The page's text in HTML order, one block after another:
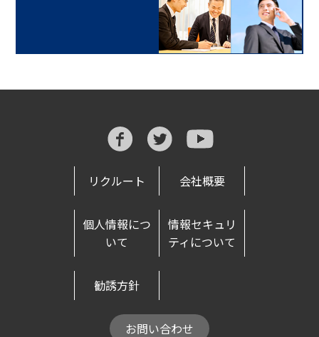
リクルート 会社概要
個人情報につ
いて
情報セキュリ
ティについて
勧誘方針
お問い合わせ